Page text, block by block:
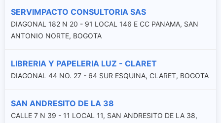
SERVIMPACTO CONSULTORIA SAS
DIAGONAL 182 N 20 - 91 LOCAL 146 E CC PANAMA, SAN
ANTONIO NORTE, BOGOTA
LIBRERIA Y PAPELERIA LUZ - CLARET
DIAGONAL 44 NO. 27 - 64 SUR ESQUINA, CLARET, BOGOTA
SAN ANDRESITO DE LA 38
CALLE 7 N 39 - 11 LOCAL 11, SAN ANDRESITO DE LA 38,